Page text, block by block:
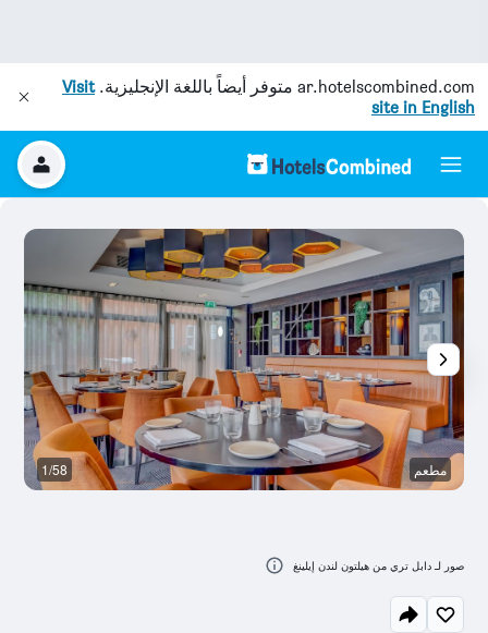
ar.hotelscombined.com متوفر أيضاً باللغة الإنجليزية.Visit
site in English
مطعم 1/58
صور لـ دابل تري من هيلتون لندن إيلينغ